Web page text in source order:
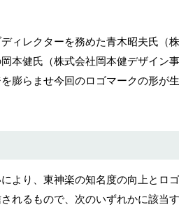
ィレクターを務めた青木昭夫氏（
本健氏（株式会社岡本健デザイン
膨らませ今回のロゴマークの形が
より、東神楽の知名度の向上とロ
れるもので、次のいずれかに該当